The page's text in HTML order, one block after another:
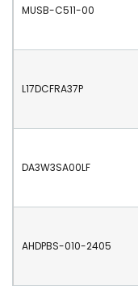
MUSB-C511-00
L17DCFRA37P
DA3W3SA00LF
AHDPBS-010-2405